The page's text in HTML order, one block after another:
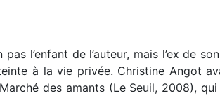
l’enfant de l’auteur, mais l’ex de
à la vie privée. Christine Angot
des amants (Le Seuil, 2008),